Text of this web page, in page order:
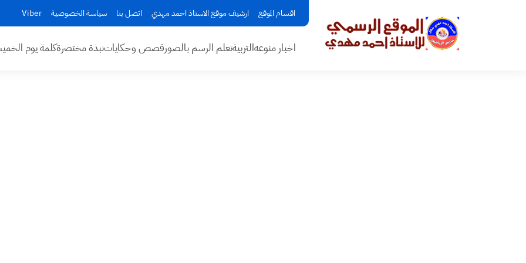
اقسام الموقع ارشيف موقع الاستاذ احمد مهدي اتصل بنا سياسة الخصوصية Viber
اخبار منوعهالتربيةتعلم الرسم بالصورقصص وحكاياتنبذة مختصرةكلمة يوم